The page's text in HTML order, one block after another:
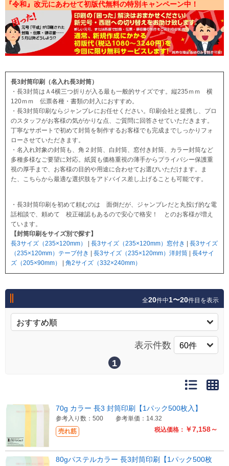
試着サンプル無料貸し出し
クイックオーダー
（注文番号からご注文）
ログアウト
Myページ 見積書 お気に入り
『令和』改元にあわせて初版代無料の特別キャンペーン中！
長3封筒印刷（名入れ長3封筒）
・長3封筒はＡ4横三つ折りが入る最も一般的サイズです。縦235ｍｍ 横
120ｍｍ 伝票各種・書類の封入におすすめ。
・長3封筒印刷ならジャンブレにお任せください。印刷会社と提携し、プロ
のスタッフがお客様の気がかりな点、ご質問に回答させていただきます。
丁寧なサポートで初めて封筒を制作するお客様でも完成までしっかりフォ
ローさせていただきます。
・名入れ対象の封筒も、角２封筒、白封筒、窓付き封筒、カラー封筒など
多種多様なご要望に対応。紙質も価格重視の薄手からプライバシー保護重
視の厚手まで、お客様の目的や用途に合わせてお選びいただけます。ま
た、こちらから最適な選択肢をアドバイス差し上げることも可能です。
・長3封筒印刷を初めて頼むのは 面倒だが、ジャンブレだと丸投げ的な電
話相談で、頼めて 校正確認もあるので安心で格安！ とのお客様が増え
ています。
【封筒印刷をサイズ別で探す】
長3サイズ（235×120mm）
長3サイズ（235×120mm）窓付き
長3サイズ
（235×120mm）テープ付き
長3サイズ（235×120mm）洋封筒
長4サイ
ズ（205×90mm）
角2サイズ（332×240mm）
全20件中1〜20件目を表示
表示件数
1
売れ筋 税込価格： ￥7,158～
70g カラー 長3 封筒印刷【1パック500枚入】
参考入り数：500 参考単価：14.32
80gパステルカラー 長3封筒印刷【1パック500枚